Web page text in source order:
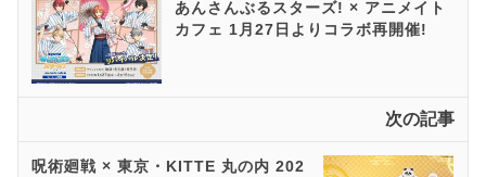
あんさんぶるスターズ! × アニメイト
カフェ 1月27日よりコラボ再開催!
次の記事
呪術廻戦 × 東京・KITTE 丸の内 202